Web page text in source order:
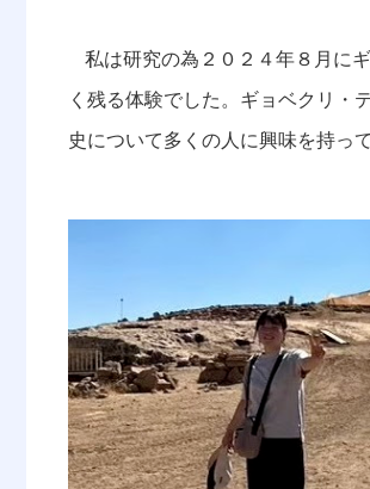
私は研究の為２０２４年８月に
く残る体験でした。ギョベクリ・
史について多くの人に興味を持っ